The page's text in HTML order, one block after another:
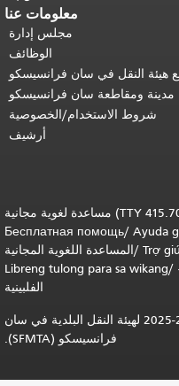
معلومات عنا
مجلس إدارة
الوظائف
هيئة النقل في سان فرانسيسكو
مدينة ومقاطعة سان فرانسيسكو
شروط الاستخدام/الخصوصية
أرشيف
311 (خارج SF 415.701.2311؛ TTY 415.701.2323) مساعدة لغوية مجانية
Ayuda
/
Бесплатная помощь
Trợ
/المساعدة اللغوية المجانية
/
Libreng tulong para sa wikang
الفلبينية
جميع الحقوق محفوظة © 2013-2025 لهيئة النقل البلدية في سان
فرانسيسكو (SFMTA).